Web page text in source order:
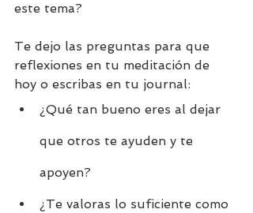
este tema?
Te dejo las preguntas para que
reflexiones en tu meditación de
hoy o escribas en tu journal:
¿Qué tan bueno eres al dejar
que otros te ayuden y te
apoyen?
¿Te valoras lo suficiente como